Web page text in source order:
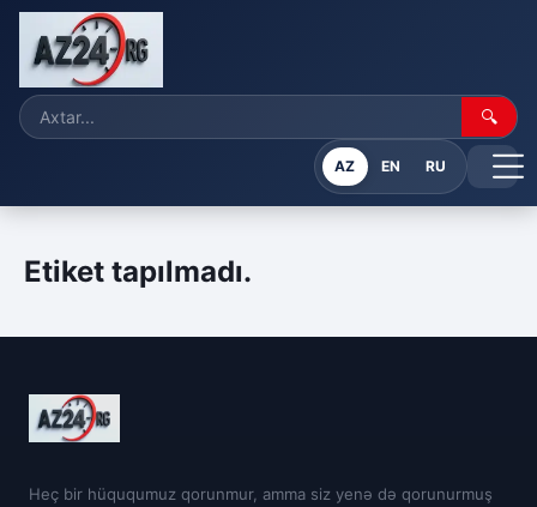
🔍
AZ EN RU
Etiket tapılmadı.
Heç bir hüququmuz qorunmur, amma siz yenə də qorunurmuş